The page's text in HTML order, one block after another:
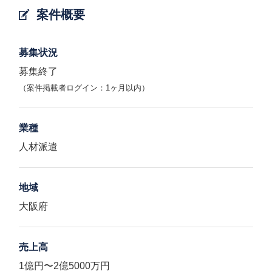
案件概要
募集状況
募集終了
（案件掲載者ログイン：1ヶ月以内）
業種
人材派遣
地域
大阪府
売上高
1億円〜2億5000万円